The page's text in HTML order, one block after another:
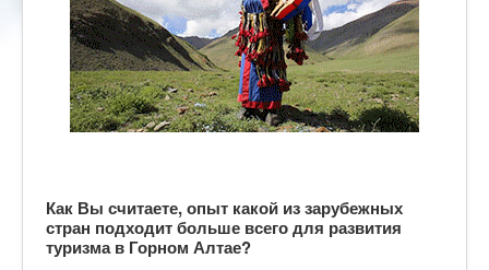
Как Вы считаете, опыт какой из зарубежных
стран подходит больше всего для развития
туризма в Горном Алтае?